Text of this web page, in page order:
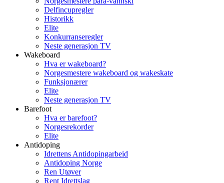
Delfincupregler
Historikk
Elite
Konkurranseregler
Neste generasjon TV
Wakeboard
Hva er wakeboard?
Norgesmestere wakeboard og wakeskate
Funksjonærer
Elite
Neste generasjon TV
Barefoot
Hva er barefoot?
Norgesrekorder
Elite
Antidoping
Idrettens Antidopingarbeid
Antidoping Norge
Ren Utøver
Rent Idrettslag